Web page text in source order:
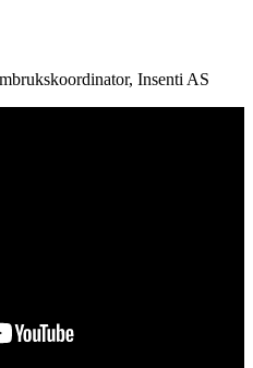
Insenti AS